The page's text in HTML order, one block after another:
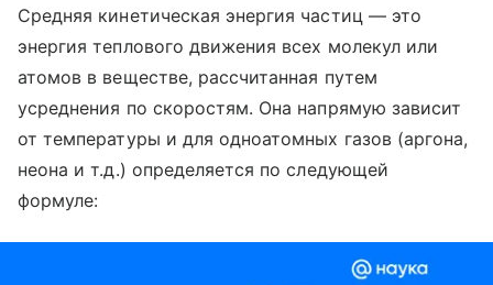
Средняя кинетическая энергия частиц — это
энергия теплового движения всех молекул или
атомов в веществе, рассчитанная путем
усреднения по скоростям. Она напрямую зависит
от температуры и для одноатомных газов (аргона,
неона и т.д.) определяется по следующей
формуле: